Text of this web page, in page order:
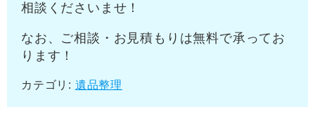
相談くださいませ！
なお、ご相談・お見積もりは無料で承ってお
ります！
カテゴリ: 遺品整理